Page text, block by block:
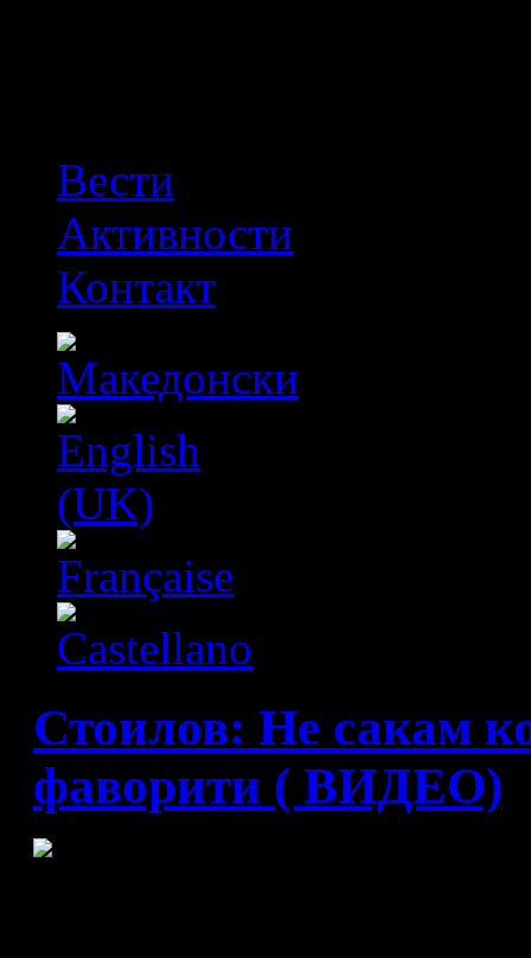
Вести
Активности
Контакт
Стоилов: Не сакам
фаворити ( ВИДЕО)